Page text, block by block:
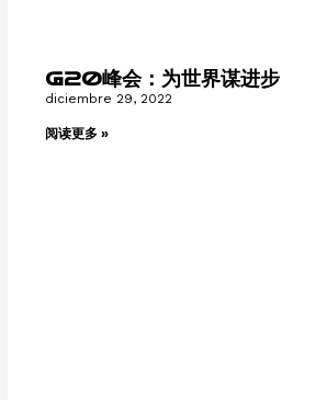
G20峰会：为世界谋进步
diciembre 29, 2022
阅读更多 »